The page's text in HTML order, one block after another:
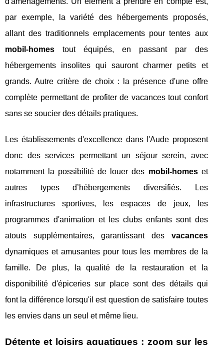
par exemple, la variété des hébergements proposés,
allant des traditionnels emplacements pour tentes aux
mobil-homes tout équipés, en passant par des
hébergements insolites qui sauront charmer petits et
grands. Autre critère de choix : la présence d'une offre
complète permettant de profiter de vacances tout confort
sans se soucier des détails pratiques.
Les établissements d'excellence dans l'Aude proposent
donc des services permettant un séjour serein, avec
notamment la possibilité de louer des mobil-homeset
autres types d’hébergements diversifiés. Les
infrastructures sportives, les espaces de jeux, les
programmes d'animation et les clubs enfants sont des
atouts supplémentaires, garantissant des vacances
dynamiques et amusantes pour tous les membres de la
famille. De plus, la qualité de la restauration et la
disponibilité d'épiceries sur place sont des détails qui
font la différence lorsqu'il est question de satisfaire toutes
les envies dans un seul et même lieu.
Détente et loisirs aquatiques : zoom sur les